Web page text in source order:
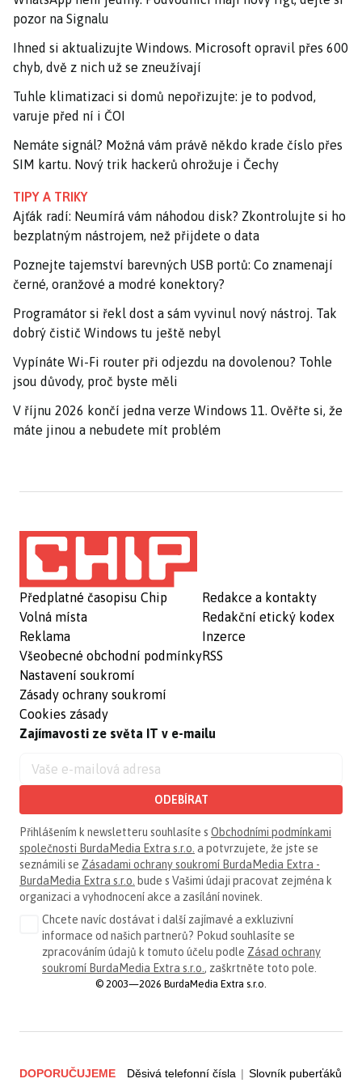
pozor na Signalu
Ihned si aktualizujte Windows. Microsoft opravil přes 600
chyb, dvě z nich už se zneužívají
Tuhle klimatizaci si domů nepořizujte: je to podvod,
varuje před ní i ČOI
Nemáte signál? Možná vám právě někdo krade číslo přes
SIM kartu. Nový trik hackerů ohrožuje i Čechy
TIPY A TRIKY
Ajťák radí: Neumírá vám náhodou disk? Zkontrolujte si ho
bezplatným nástrojem, než přijdete o data
Poznejte tajemství barevných USB portů: Co znamenají
černé, oranžové a modré konektory?
Programátor si řekl dost a sám vyvinul nový nástroj. Tak
dobrý čistič Windows tu ještě nebyl
Vypínáte Wi-Fi router při odjezdu na dovolenou? Tohle
jsou důvody, proč byste měli
V říjnu 2026 končí jedna verze Windows 11. Ověřte si, že
máte jinou a nebudete mít problém
Předplatné časopisu Chip
Volná místa
Reklama
Všeobecné obchodní podmínky
Nastavení soukromí
Zásady ochrany soukromí
Cookies zásady
Redakce a kontakty
Redakční etický kodex
Inzerce
RSS
Zajímavosti ze světa IT v e-mailu
ODEBÍRAT
Přihlášením k newsletteru souhlasíte s Obchodními podmínkami
společnosti BurdaMedia Extra s.r.o. a potvrzujete, že jste se
seznámili se Zásadami ochrany soukromí BurdaMedia Extra -
BurdaMedia Extra s.r.o. bude s Vašimi údaji pracovat zejména k
organizaci a vyhodnocení akce a zasílání novinek.
Chcete navíc dostávat i další zajímavé a exkluzivní
informace od našich partnerů? Pokud souhlasíte se
zpracováním údajů k tomuto účelu podle Zásad ochrany
soukromí BurdaMedia Extra s.r.o., zaškrtněte toto pole.
© 2003—2026 BurdaMedia Extra s.r.o.
DOPORUČUJEME Děsivá telefonní čísla | Slovník puberťáků